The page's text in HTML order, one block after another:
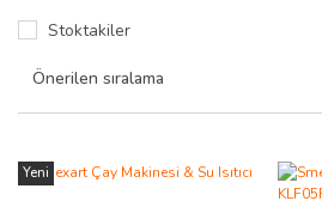
Stoktakiler
Yeni